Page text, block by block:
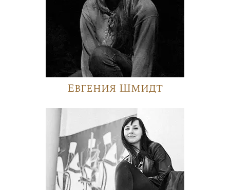
Евгения Шмидт